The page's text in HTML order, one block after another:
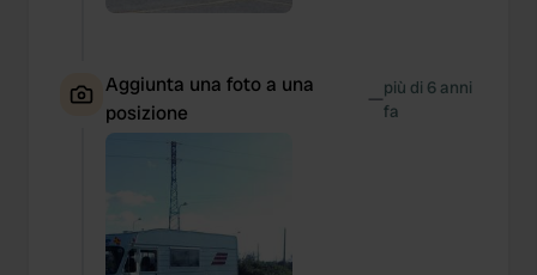
Aggiunta una foto a una
posizione
—più di 6 anni
fa